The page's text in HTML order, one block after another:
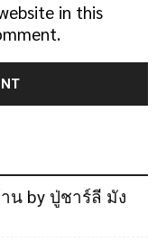
in this
by ปู่ชาร์ลี มัง